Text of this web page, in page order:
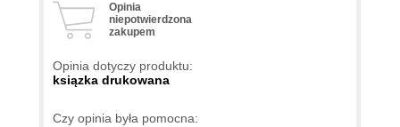
Opinia
niepotwierdzona
zakupem
Opinia dotyczy produktu:
ksiązka drukowana
Czy opinia była pomocna: